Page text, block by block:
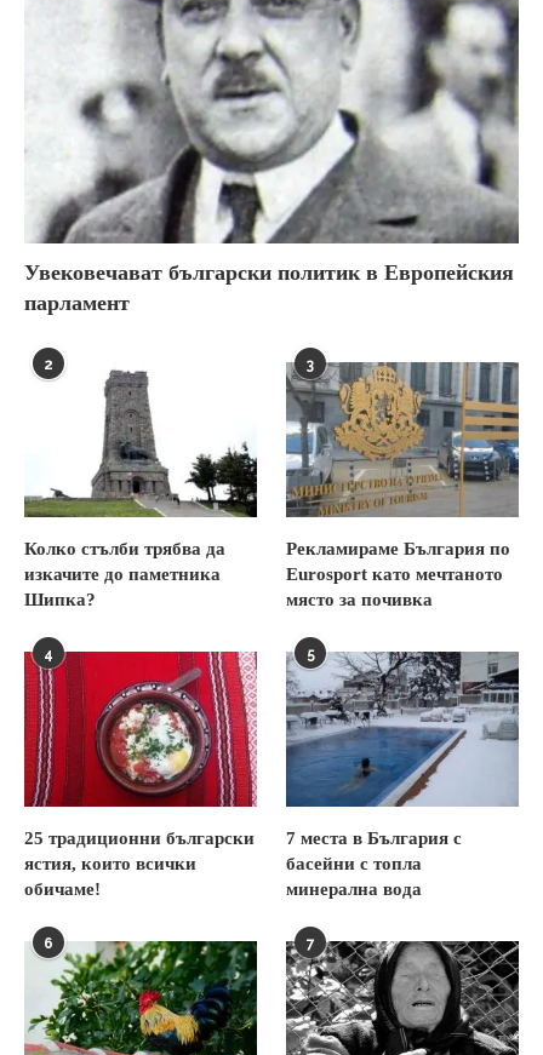
Увековечават български политик в Европейския
парламент
2
Колко стълби трябва да
изкачите до паметника
Шипка?
3
Рекламираме България по
Eurosport като мечтаното
място за почивка
4
25 традиционни български
ястия, които всички
обичаме!
5
7 места в България с
басейни с топла
минерална вода
6 7